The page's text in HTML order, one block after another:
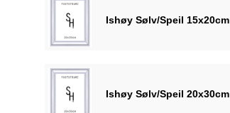
Ishøy Sølv/Speil 15x20cm
Ishøy Sølv/Speil 20x30cm